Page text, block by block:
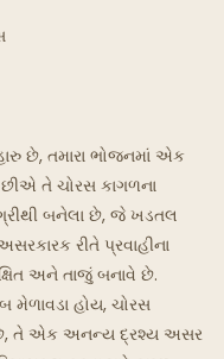
છે, તમારા ભોજનમાં એક
તે ચોરસ કાગળના
બનેલા છે, જે ખડતલ
રીતે પ્રવાહીના
અને તાજું બનાવે છે.
હોય, ચોરસ
છે, તે એક અનન્ય દ્રશ્ય અસર